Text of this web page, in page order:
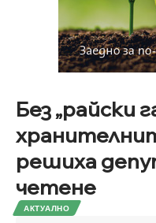
Без „райски
решиха
четене
АКТУАЛНО